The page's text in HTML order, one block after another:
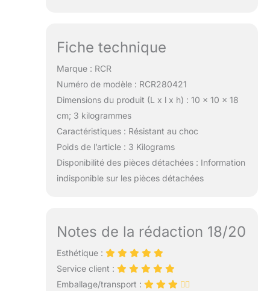
Fiche technique
Marque : RCR
Numéro de modèle : RCR280421
Dimensions du produit (L x l x h) : 10 x 10 x 18
cm; 3 kilogrammes
Caractéristiques : Résistant au choc
Poids de l’article : 3 Kilograms
Disponibilité des pièces détachées : Information
indisponible sur les pièces détachées
Notes de la rédaction 18/20
Esthétique :
Service client :
Emballage/transport :